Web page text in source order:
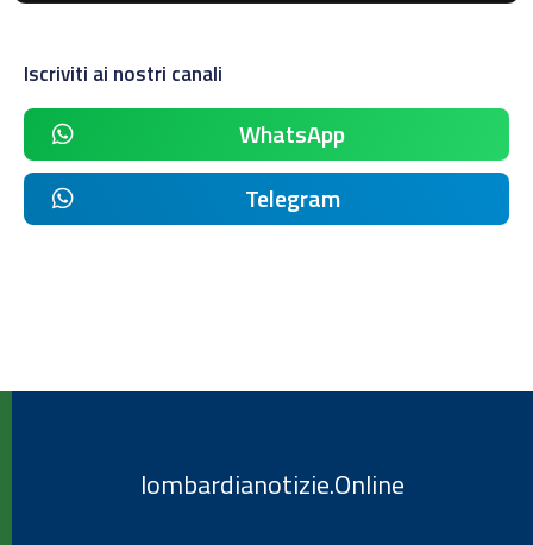
Iscriviti ai nostri canali
WhatsApp
Telegram
lombardianotizie.Online